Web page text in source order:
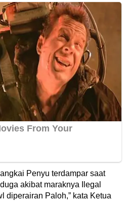
Penyu terdampar saat
akibat maraknya Ilegal
diperairan Paloh,” kata Ketua